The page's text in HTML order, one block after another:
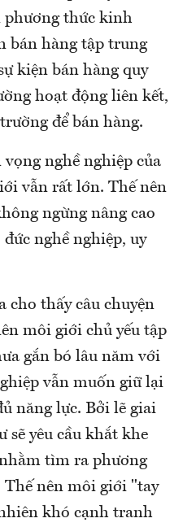
phương thức kinh
bán hàng tập trung
kiện bán hàng quy
hoạt động liên kết,
để bán hàng.
nghề nghiệp của
vẫn rất lớn. Thế nên
ngừng nâng cao
nghề nghiệp, uy
cho thấy câu chuyện
môi giới chủ yếu tập
gắn bó lâu năm với
vẫn muốn giữ lại
năng lực. Bởi lẽ giai
sẽ yêu cầu khắt khe
tìm ra phương
Thế nên môi giới "tay
khó cạnh tranh